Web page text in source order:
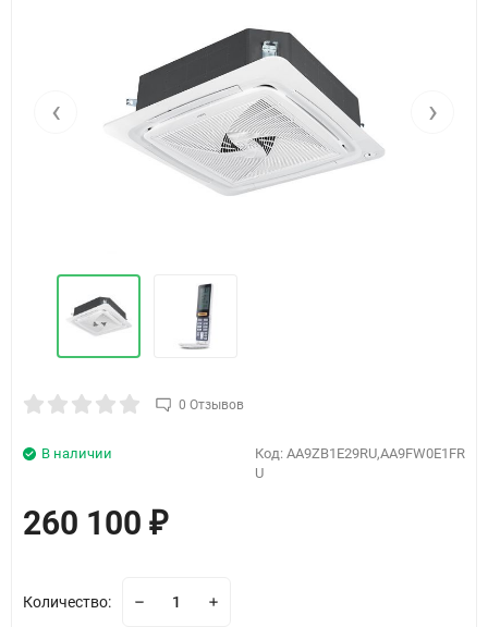
‹ ›
0 Отзывов
Код: AA9ZB1E29RU,AA9FW0E1FR
U
В наличии
260 100 ₽
Количество: